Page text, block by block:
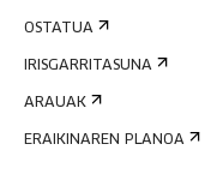
OSTATUA
IRISGARRITASUNA
ARAUAK
ERAIKINAREN PLANOA